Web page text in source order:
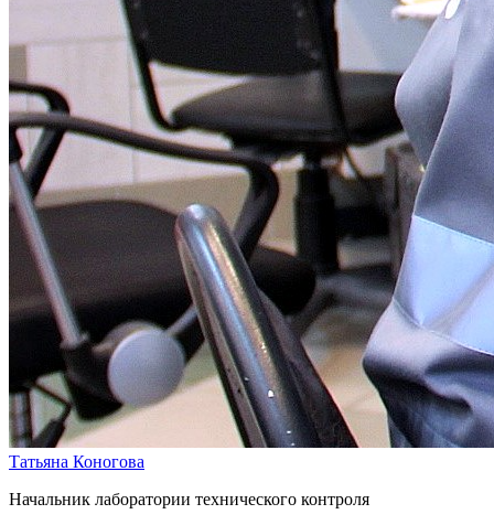
Татьяна Коногова
Начальник лаборатории технического контроля